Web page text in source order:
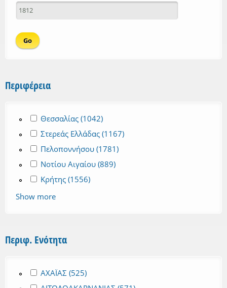
Περιφέρεια
Apply Θεσσαλίας filter
Θεσσαλίας (1042)Apply Θεσσαλίας filter
Apply Στερεάς Ελλάδας filter
Στερεάς Ελλάδας (1167)Apply Στερεάς Ελλάδας filter
Apply Πελοποννήσου filter
Πελοποννήσου (1781)Apply Πελοποννήσου filter
Apply Νοτίου Αιγαίου filter
Νοτίου Αιγαίου (889)Apply Νοτίου Αιγαίου filter
Apply Κρήτης filter
Κρήτης (1556)Apply Κρήτης filter
Show more
Περιφ. Ενότητα
Apply ΑΧΑΪΑΣ filter
ΑΧΑΪΑΣ (525)Apply ΑΧΑΪΑΣ filter